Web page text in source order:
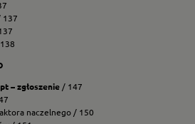
137
– zgłoszenie / 147
naczelnego / 150